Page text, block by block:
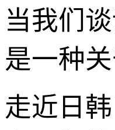
当我们
是一种
走近日